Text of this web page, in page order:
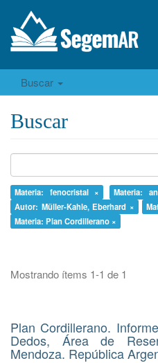
Buscar
Buscar
Materia: fenocristal × Materia:
Autor: Müller-Kahle, Eberhard ×
Materia: Plan Cordillerano ×
Mostrando ítems 1-1 de 1
Plan Cordillerano.
Dedos, Área de
Mendoza. República